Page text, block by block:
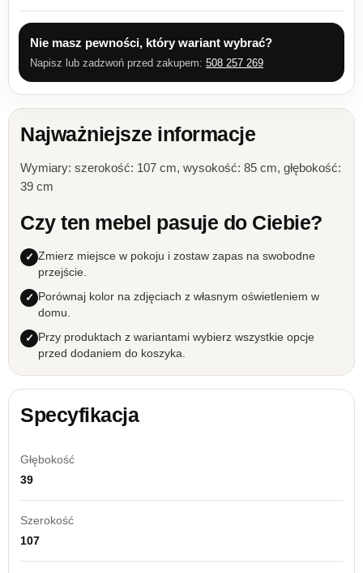
Nie masz pewności, który wariant wybrać?
Napisz lub zadzwoń przed zakupem: 508 257 269
Najważniejsze informacje
Wymiary: szerokość: 107 cm, wysokość: 85 cm, głębokość:
39 cm
Czy ten mebel pasuje do Ciebie?
Zmierz miejsce w pokoju i zostaw zapas na swobodne
przejście.
Porównaj kolor na zdjęciach z własnym oświetleniem w
domu.
Przy produktach z wariantami wybierz wszystkie opcje
przed dodaniem do koszyka.
Specyfikacja
Głębokość
39
Szerokość
107